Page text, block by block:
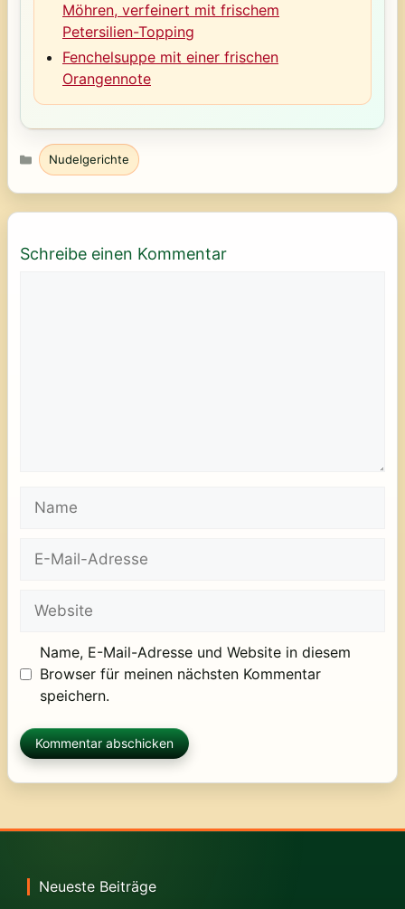
Möhren, verfeinert mit frischem
Petersilien-Topping
Fenchelsuppe mit einer frischen
Orangennote
Kategorien
Nudelgerichte
Schreibe einen Kommentar
Name
Mail-
Website
Name, E-Mail-Adresse und Website in diesem
Browser für meinen nächsten Kommentar
speichern.
Neueste Beiträge